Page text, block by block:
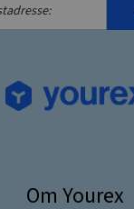
Om Yourex